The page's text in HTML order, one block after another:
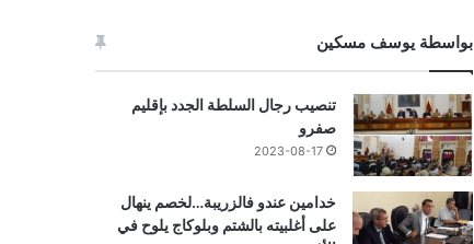
بواسطة يوسف مسكين
تنصيب رجال السلطة الجدد بإقليم
صفرو
2023-08-17
خدامين عندو فالزريبة…لخصم ينهال
على أغلبيته بالشتم وبلوكاج يلوح في